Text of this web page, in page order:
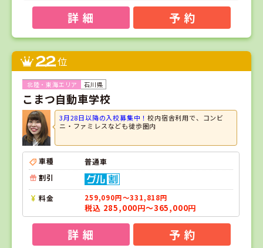
詳 細 予 約
22位
石川県
こまつ自動車学校
3月28日以降の入校募集中！校内宿舎利用で、コンビ
ニ・ファミレスなども徒歩圏内
車種
普通車
割引
料金 259,090円～331,818円
税込 285,000円～365,000円
詳 細 予 約